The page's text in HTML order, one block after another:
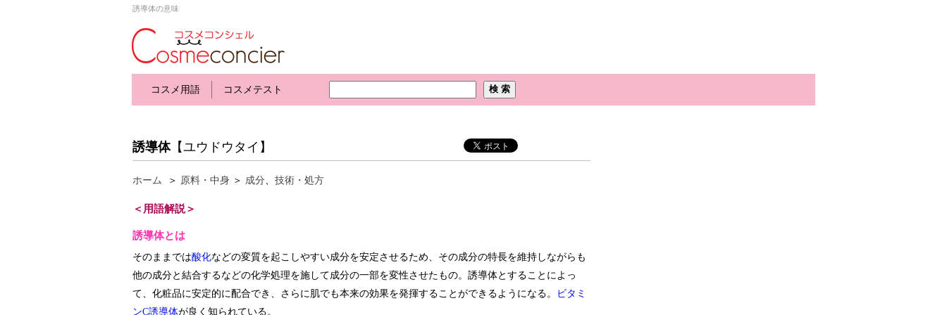
誘導体の意味
コスメ用語 コスメテスト
誘導体【ユウドウタイ】
ホーム ＞ 原料・中身 ＞ 成分、 技術・処方
＜用語解説＞
誘導体とは
そのままでは酸化などの変質を起こしやすい成分を安定させるため、その成分の特長を維持しながらも
他の成分と結合するなどの化学処理を施して成分の一部を変性させたもの。誘導体とすることによっ
て、化粧品に安定的に配合でき、さらに肌でも本来の効果を発揮することができるようになる。
ビタミ
ンC誘導体が良く知られている。